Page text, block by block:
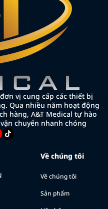
vị cung cấp các thiết bị
Qua nhiều năm hoạt động
hàng, A&T Medical tự hào
chuyển nhanh chóng
Về chúng tôi
Về chúng tôi
Sản phẩm